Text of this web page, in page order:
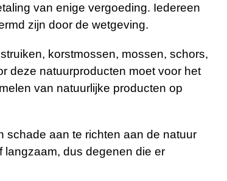
van enige vergoeding. Iedereen
zijn door de wetgeving.
korstmossen, mossen, schors,
deze natuurproducten moet voor het
van natuurlijke producten op
schade aan te richten aan de natuur
langzaam, dus degenen die er